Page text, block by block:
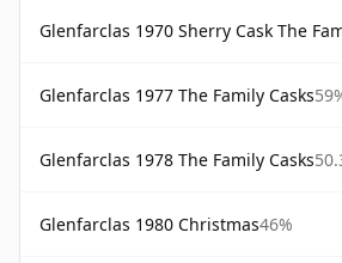
Glenfarclas 1970 Sherry Cask The
Glenfarclas 1977 The Family Casks
Glenfarclas 1978 The Family Casks
Glenfarclas 1980 Christmas46%